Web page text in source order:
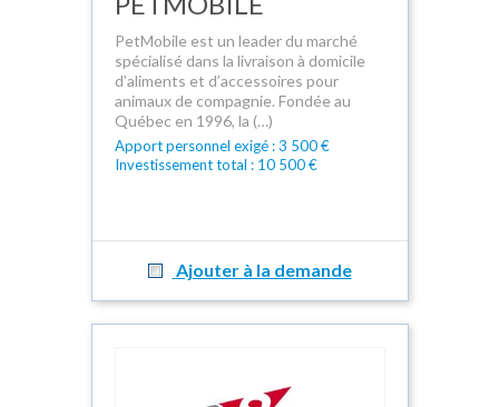
PetMobile est un leader du marché
spécialisé dans la livraison à domicile
d’aliments et d’accessoires pour
animaux de compagnie. Fondée au
Québec en 1996, la (…)
Apport personnel exigé : 3 500 €
Investissement total : 10 500 €
Ajouter à la demande